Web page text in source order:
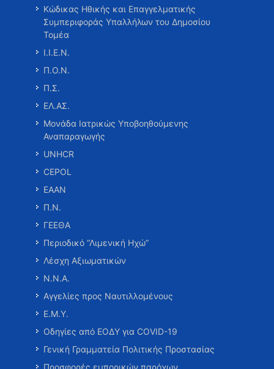
Κώδικας Ηθικής και Επαγγελματικής
Συμπεριφοράς Υπαλλήλων του Δημοσίου
Τομέα
Ι.Ι.Ε.Ν.
Π.Ο.Ν.
Π.Σ.
ΕΛ.ΑΣ.
Μονάδα Ιατρικώς Υποβοηθούμενης
Αναπαραγωγής
UNHCR
CEPOL
ΕΑΑΝ
Π.Ν.
ΓΕΕΘΑ
Περιοδικό “Λιμενική Ηχώ”
Λέσχη Αξιωματικών
Ν.Ν.Α.
Αγγελίες προς Ναυτιλλομένους
Ε.Μ.Υ.
Οδηγίες από ΕΟΔΥ για COVID-19
Γενική Γραμματεία Πολιτικής Προστασίας
Προσφορές εμπορικών παρόχων